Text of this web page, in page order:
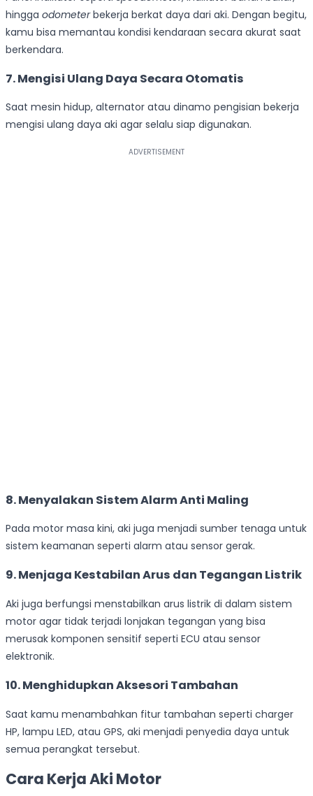
hingga odometerbekerja berkat daya dari aki. Dengan begitu,
kamu bisa memantau kondisi kendaraan secara akurat saat
berkendara.
7. Mengisi Ulang Daya Secara Otomatis
Saat mesin hidup, alternator atau dinamo pengisian bekerja
mengisi ulang daya aki agar selalu siap digunakan.
8. Menyalakan Sistem Alarm Anti Maling
Pada motor masa kini, aki juga menjadi sumber tenaga untuk
sistem keamanan seperti alarm atau sensor gerak.
9. Menjaga Kestabilan Arus dan Tegangan Listrik
Aki juga berfungsi menstabilkan arus listrik di dalam sistem
motor agar tidak terjadi lonjakan tegangan yang bisa
merusak komponen sensitif seperti ECU atau sensor
elektronik.
10. Menghidupkan Aksesori Tambahan
Saat kamu menambahkan fitur tambahan seperti charger
HP, lampu LED, atau GPS, aki menjadi penyedia daya untuk
semua perangkat tersebut.
Cara Kerja Aki Motor